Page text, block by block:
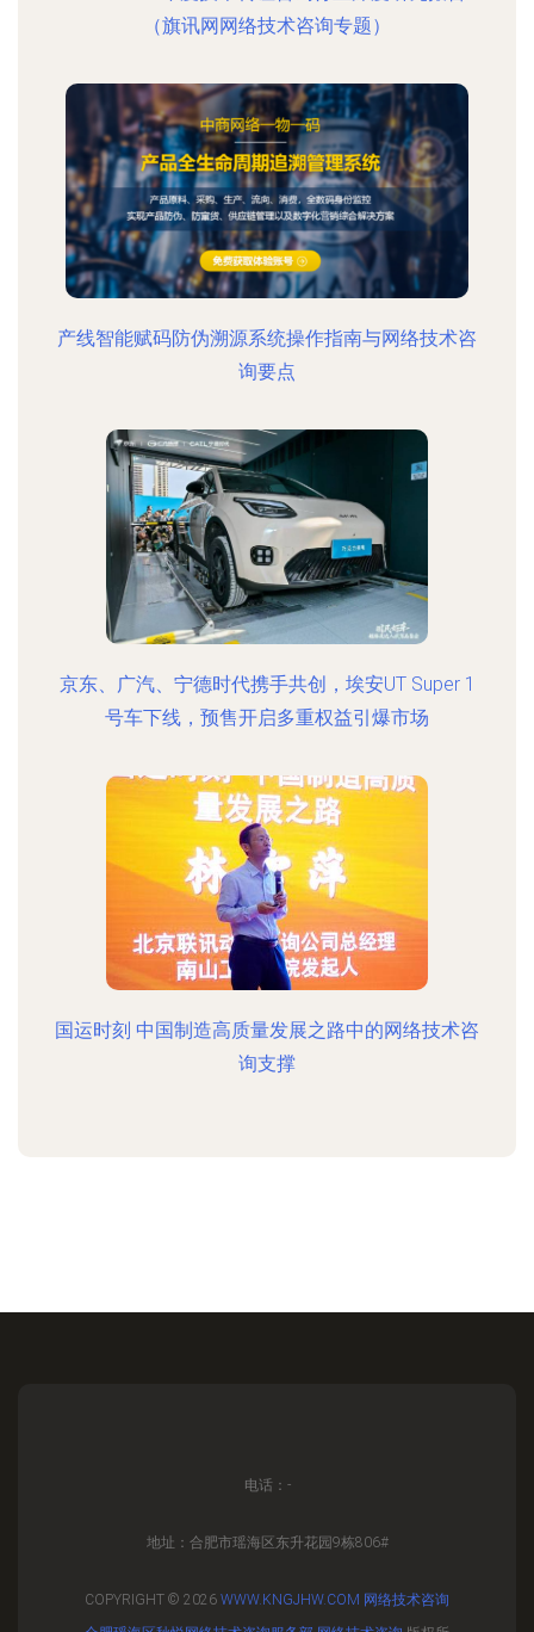
（旗讯网网络技术咨询专题）
产线智能赋码防伪溯源系统操作指南与网络技术咨
询要点
京东、广汽、宁德时代携手共创，埃安UT Super 1
号车下线，预售开启多重权益引爆市场
国运时刻 中国制造高质量发展之路中的网络技术咨
询支撑
电话：-
地址：合肥市瑶海区东升花园9栋806#
COPYRIGHT © 2026 WWW.KNGJHW.COM 网络技术咨询